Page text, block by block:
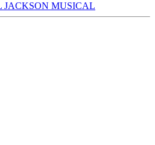
JACKSON MUSICAL